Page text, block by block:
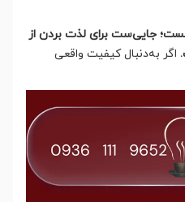
جایی‌ست برای لذت بردن از
اگر به‌دنبال کیفیت واقعی